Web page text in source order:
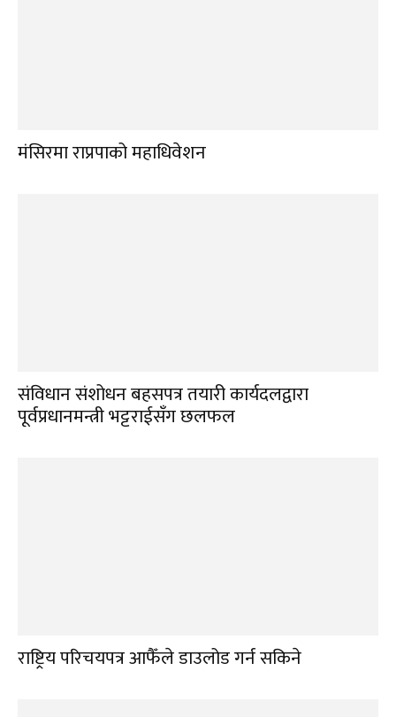
मंसिरमा राप्रपाको महाधिवेशन
संविधान संशोधन बहसपत्र तयारी कार्यदलद्वारा
पूर्वप्रधानमन्त्री भट्टराईसँग छलफल
राष्ट्रिय परिचयपत्र आफैँले डाउलोड गर्न सकिने